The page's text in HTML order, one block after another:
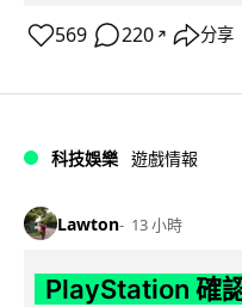
569 220 ↗ 分享
科技娛樂 遊戲情報
Lawton 13 小時
PlayStation 確